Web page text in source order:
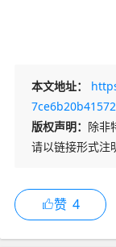
本文地址：
版权声明： 除非
请以链接形式注
赞 4